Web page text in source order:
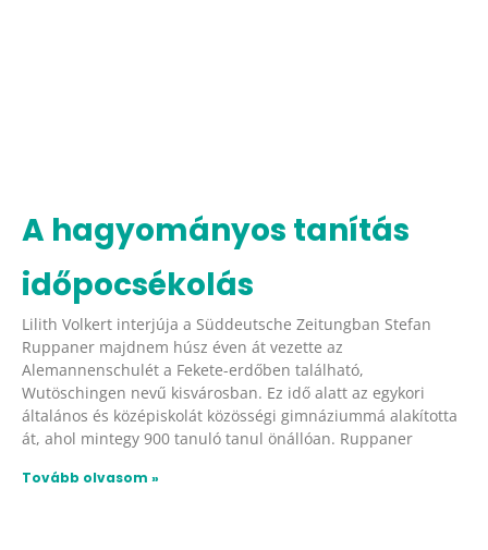
A hagyományos tanítás
időpocsékolás
Lilith Volkert interjúja a Süddeutsche Zeitungban Stefan
Ruppaner majdnem húsz éven át vezette az
Alemannenschulét a Fekete-erdőben található,
Wutöschingen nevű kisvárosban. Ez idő alatt az egykori
általános és középiskolát közösségi gimnáziummá alakította
át, ahol mintegy 900 tanuló tanul önállóan. Ruppaner
Tovább olvasom »